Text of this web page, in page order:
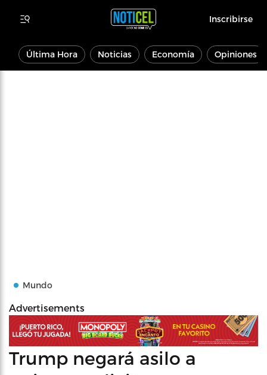
Inscribirse
Última Hora Noticias Economía Opiniones
Mundo
Advertisements
Trump negará asilo a